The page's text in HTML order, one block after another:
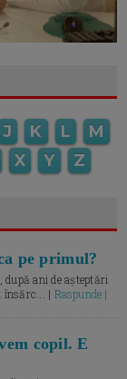
J K L
M
X Y Z
pe primul?
ani de așteptări
însărc... | Raspunde |
copil. E